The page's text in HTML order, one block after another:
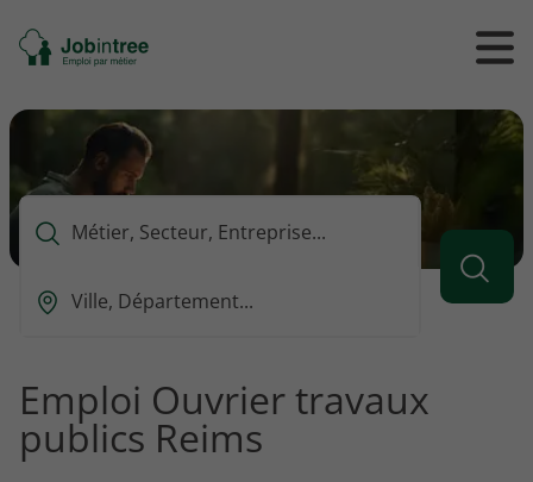
Se
rendre
l'accueil
Ouvrir
/
le
Que
vous
rechercher
Ou
vous
voulez
rechercher
Emploi Ouvrier travaux
publics Reims